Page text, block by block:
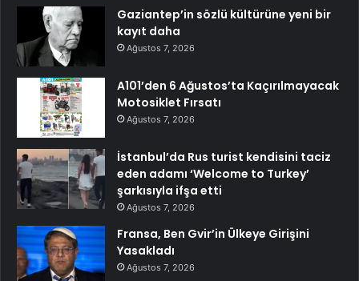
Gaziantep’in sözlü kültürüne yeni bir
kayıt daha
Ağustos 7, 2026
A101’den 6 Ağustos’ta Kaçırılmayacak
Motosiklet Fırsatı
Ağustos 7, 2026
İstanbul’da Rus turist kendisini taciz
eden adamı ‘Welcome to Turkey’
şarkısıyla ifşa etti
Ağustos 7, 2026
Fransa, Ben Gvir’in Ülkeye Girişini
Yasakladı
Ağustos 7, 2026